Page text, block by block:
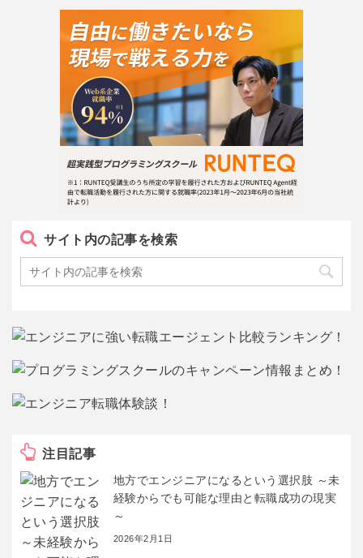
サイト内の記事を検索
注目記事
地方でエンジニアになるという選択肢 ～未
経験からでも可能な理由と転職成功の現実
～
2026年2月1日